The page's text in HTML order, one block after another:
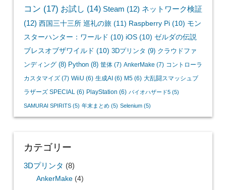
コン (17) お試し (14) Steam (12) ネットワーク検証
(12) 西国三十三所 巡礼の旅(11) Raspberry Pi(10) モン
スターハンター：ワールド (10) iOS(10) ゼルダの伝説
ブレスオブザワイルド (10) 3Dプリンタ (9) クラウドファ
ンディング(8) Python(8) 筐体(7) AnkerMake (7) コントローラ
カスタマイズ(7) WiiU (6) 生成AI (6) M5(6) 大乱闘スマッシュブ
ラザーズ SPECIAL (6) PlayStation (6) バイオハザード5(5)
SAMURAI SPIRITS(5) 年末まとめ(5) Selenium(5)
カテゴリー
3Dプリンタ (8)
AnkerMake(4)